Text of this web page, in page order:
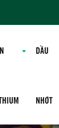
DẦU
NHỚT